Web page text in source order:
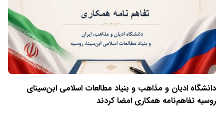
دانشگاه ادیان و مذاهب و بنیاد مطالعات اسلامی ابن‌سینای
روسیه تفاهم‌نامه همکاری امضا کردند